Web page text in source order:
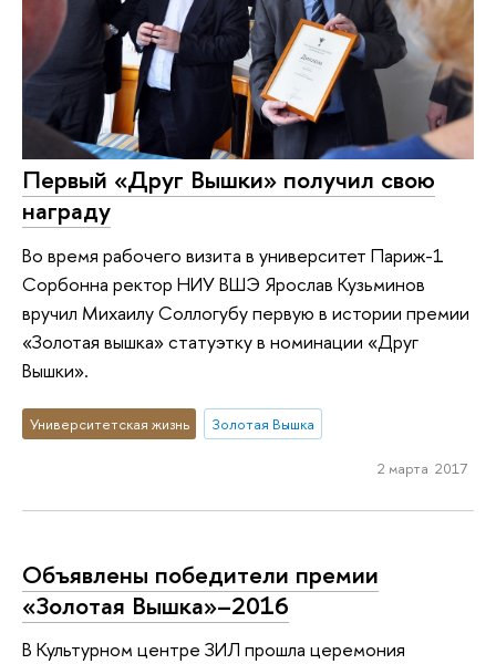
Первый «Друг Вышки» получил свою
награду
Во время рабочего визита в университет Париж-1
Сорбонна ректор НИУ ВШЭ Ярослав Кузьминов
вручил Михаилу Соллогубу первую в истории премии
«Золотая вышка» статуэтку в номинации «Друг
Вышки».
Университетская жизнь Золотая Вышка
2 марта 2017
Объявлены победители премии
«Золотая Вышка»–2016
В Культурном центре ЗИЛ прошла церемония